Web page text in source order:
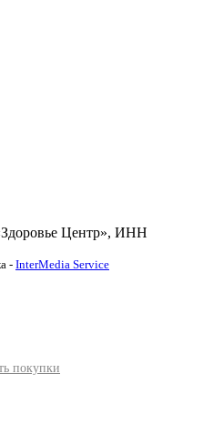
Центр», ИНН
- InterMedia Service
покупки